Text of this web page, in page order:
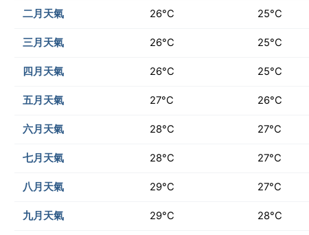
二月天氣 26°C 25°C
三月天氣 26°C 25°C
四月天氣 26°C 25°C
五月天氣 27°C 26°C
六月天氣 28°C 27°C
七月天氣 28°C 27°C
八月天氣 29°C 27°C
九月天氣 29°C 28°C